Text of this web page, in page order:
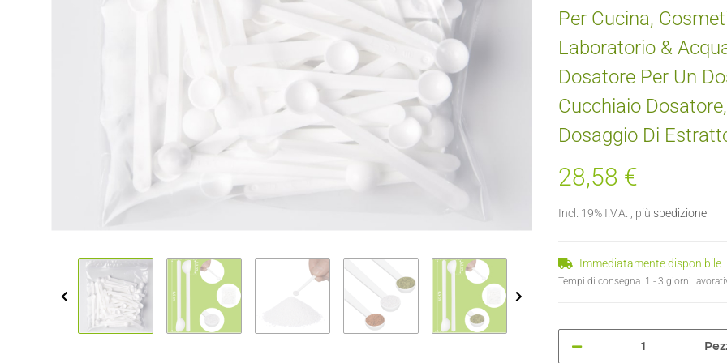
Per Cucina,
Laboratorio &
Dosatore Per Un
Cucchiaio
Dosaggio Di
28,58 €
Incl. 19% I.V.A. , più spedizione
Immediatamente disponibile
Tempi di consegna: 1 - 3 giorni